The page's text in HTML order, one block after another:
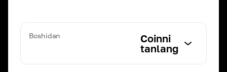
Boshidan
Coinni
tanlang